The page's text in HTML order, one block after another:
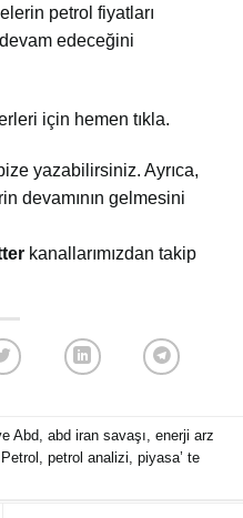
petrol fiyatları
edeceğini
için hemen tıkla.
yazabilirsiniz. Ayrıca,
devamının gelmesini
kanallarımızdan takip
Abd ,abd iran savaşı ,enerji arz
Petrol ,petrol analizi ,piyasa’ te